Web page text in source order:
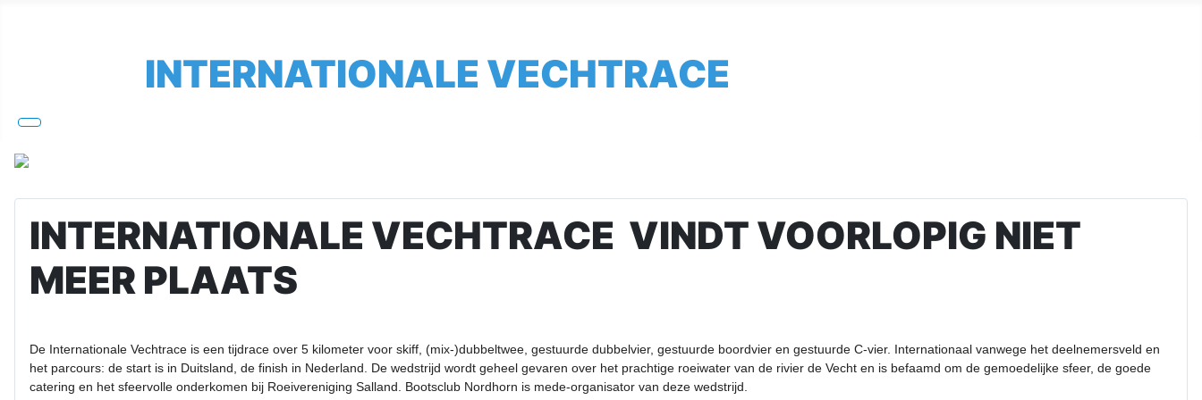
INTERNATIONALE VECHTRACE
INTERNATIONALE VECHTRACE VINDT VOORLOPIG NIET
MEER PLAATS
De Internationale Vechtrace is een tijdrace over 5 kilometer voor skiff, (mix-)dubbeltwee, gestuurde dubbelvier, gestuurde boordvier en gestuurde C-vier. Internationaal vanwege het deelnemersveld en
het parcours: de start is in Duitsland, de finish in Nederland. De wedstrijd wordt geheel gevaren over het prachtige roeiwater van de rivier de Vecht en is befaamd om de gemoedelijke sfeer, de goede
catering en het sfeervolle onderkomen bij Roeivereniging Salland. Bootsclub Nordhorn is mede-organisator van deze wedstrijd.